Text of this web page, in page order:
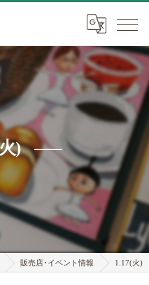
)
販売店･イベント情報 1.17(火)